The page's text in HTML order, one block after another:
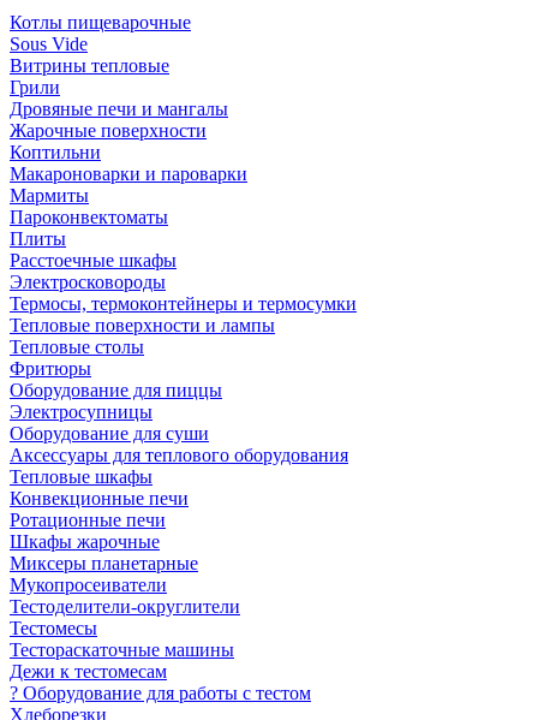
Котлы пищеварочные
Sous Vide
Витрины тепловые
Грили
Дровяные печи и мангалы
Жарочные поверхности
Коптильни
Макароноварки и пароварки
Мармиты
Пароконвектоматы
Плиты
Расстоечные шкафы
Электросковороды
Термосы, термоконтейнеры и термосумки
Тепловые поверхности и лампы
Тепловые столы
Фритюры
Оборудование для пиццы
Электросупницы
Оборудование для суши
Аксессуары для теплового оборудования
Тепловые шкафы
Конвекционные печи
Ротационные печи
Шкафы жарочные
Миксеры планетарные
Мукопросеиватели
Тестоделители-округлители
Тестомесы
Тестораскаточные машины
Дежи к тестомесам
? Оборудование для работы с тестом
Хлеборезки